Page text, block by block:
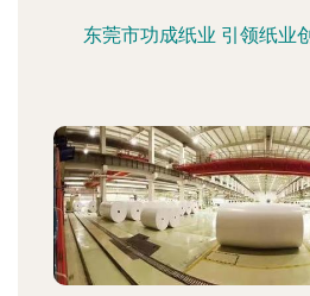
东莞市功成纸业 引领纸业